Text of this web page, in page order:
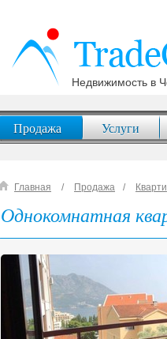
Недвижимость в
Продажа Услуги
Главная Продажа
Однокомнатная